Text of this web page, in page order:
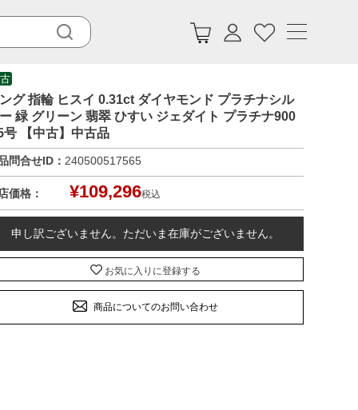
グ 指輪 ヒスイ 0.31ct ダイヤモンド プラチナシル
緑 グリーン 翡翠 ひすい ジェダイト プラチナ900
号 【中古】中古品
問合せID： 240500517565
価格： ¥109,296税込
申し訳ございません。ただいま在庫がございません。
お気に入りに登録する
商品についてのお問い合わせ